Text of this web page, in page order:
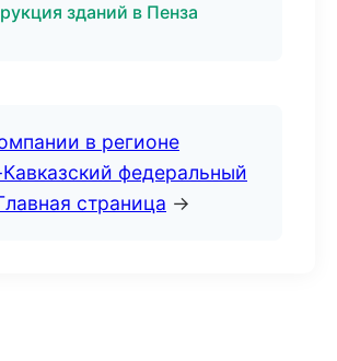
зданий в Пенза
в регионе
федеральный
страница →